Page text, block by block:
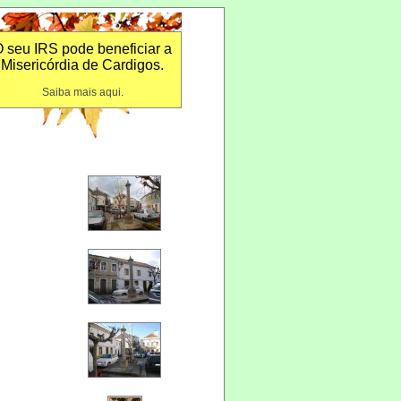
seu IRS pode beneficiar a
Misericórdia de Cardigos.
Saiba mais aqui.